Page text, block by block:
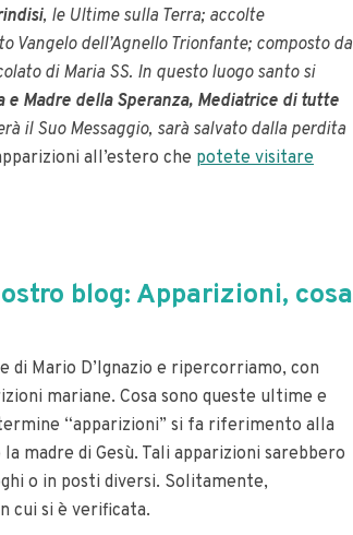
, le Ultime sulla Terra; accolte
Vangelo dell’Agnello Trionfante; composto da
di Maria SS. In questo luogo santo si
e Madre della Speranza, Mediatrice di tutte
il Suo Messaggio, sarà salvato dalla perdita
all’estero che potete visitare
blog: Apparizioni, cosa
di Mario D’Ignazio e ripercorriamo, con
mariane. Cosa sono queste ultime e
“apparizioni” si fa riferimento alla
madre di Gesù. Tali apparizioni sarebbero
o in posti diversi. Solitamente,
cui si è verificata.